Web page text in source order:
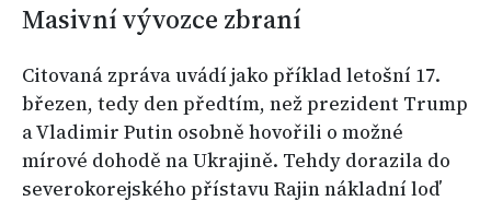
Masivní vývozce zbraní
Citovaná zpráva uvádí jako příklad letošní 17.
březen, tedy den předtím, než prezident Trump
a Vladimir Putin osobně hovořili o možné
mírové dohodě na Ukrajině. Tehdy dorazila do
severokorejského přístavu Rajin nákladní loď